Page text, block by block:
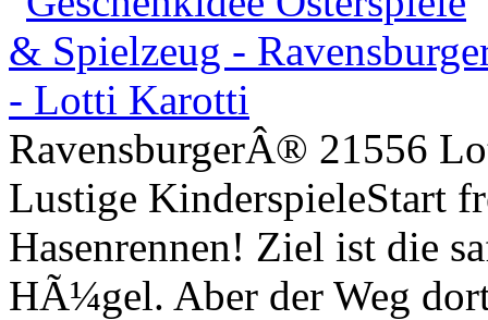
RavensburgerÂ® 21556
Lustige KinderspieleStart
Hasenrennen! Ziel ist die
HÃ¼gel. Aber der Weg